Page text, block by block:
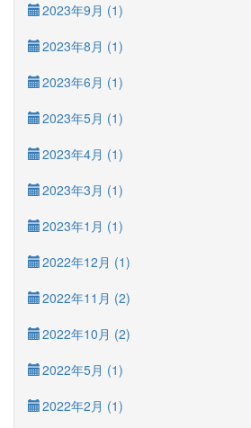
2023年9月 (1)
2023年8月 (1)
2023年6月 (1)
2023年5月 (1)
2023年4月 (1)
2023年3月 (1)
2023年1月 (1)
2022年12月 (1)
2022年11月 (2)
2022年10月 (2)
2022年5月 (1)
2022年2月 (1)